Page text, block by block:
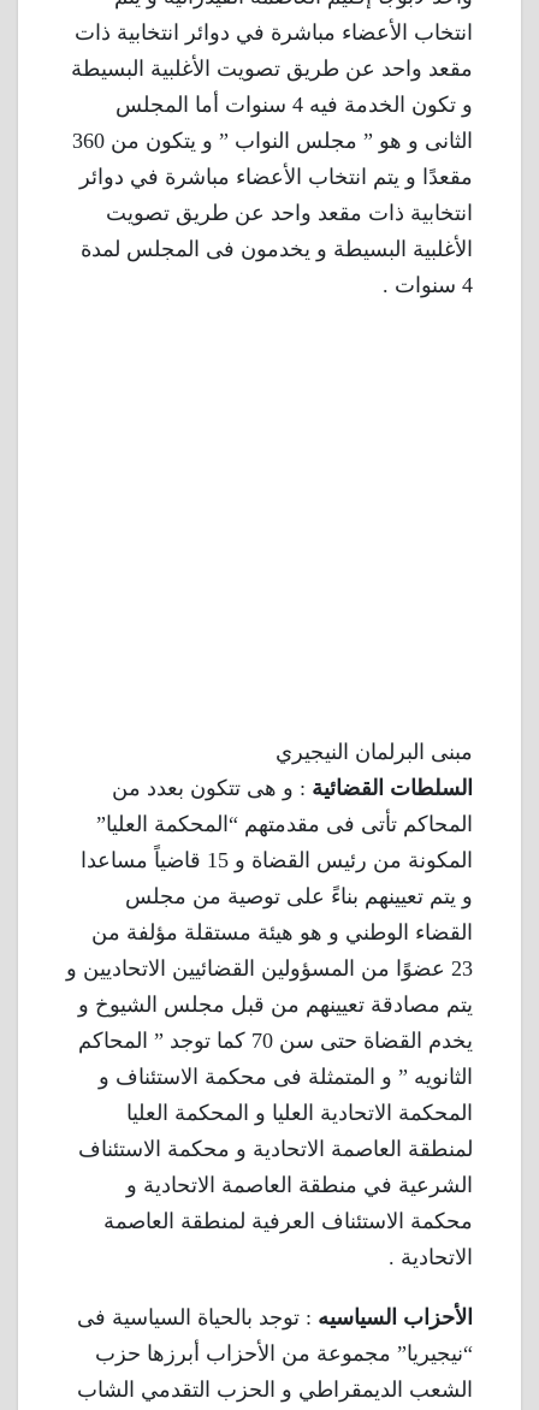
انتخاب الأعضاء مباشرة في دوائر انتخابية ذات
مقعد واحد عن طريق تصويت الأغلبية البسيطة
و تكون الخدمة فيه 4 سنوات أما المجلس
الثانى و هو ” مجلس النواب ” و يتكون من 360
مقعدًا و يتم انتخاب الأعضاء مباشرة في دوائر
انتخابية ذات مقعد واحد عن طريق تصويت
الأغلبية البسيطة و يخدمون فى المجلس لمدة
4 سنوات .
مبنى البرلمان النيجيري
السلطات القضائية : و هى تتكون بعدد من
المحاكم تأتى فى مقدمتهم “المحكمة العليا”
المكونة من رئيس القضاة و 15 قاضياً مساعدا
و يتم تعيينهم بناءً على توصية من مجلس
القضاء الوطني و هو هيئة مستقلة مؤلفة من
23 عضوًا من المسؤولين القضائيين الاتحاديين و
يتم مصادقة تعيينهم من قبل مجلس الشيوخ و
يخدم القضاة حتى سن 70 كما توجد ” المحاكم
الثانويه ” و المتمثلة فى محكمة الاستئناف و
المحكمة الاتحادية العليا و المحكمة العليا
لمنطقة العاصمة الاتحادية و محكمة الاستئناف
الشرعية في منطقة العاصمة الاتحادية و
محكمة الاستئناف العرفية لمنطقة العاصمة
الاتحادية .
الأحزاب السياسيه : توجد بالحياة السياسية فى
“نيجيريا” مجموعة من الأحزاب أبرزها حزب
الشعب الديمقراطي و الحزب التقدمي الشاب